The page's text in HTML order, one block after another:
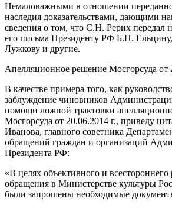
Немаловажными в отношении
наследия доказательствами, дающими
сведения о том, что С.Н. Рерих передал
его письма Президенту РФ Б.Н.
Лужкову и другие.
Апелляционное решение Мосгорсуда от
В качестве примера того, как
заблуждение чиновников
помощи ложной трактовки
Мосгорсуда от 20.06.2014 г., приведу
Иванова, главного советника
обращений граждан и организаций
Президента РФ:
«В целях объективного и
обращения в Министерстве культуры
были запрошены необходимые